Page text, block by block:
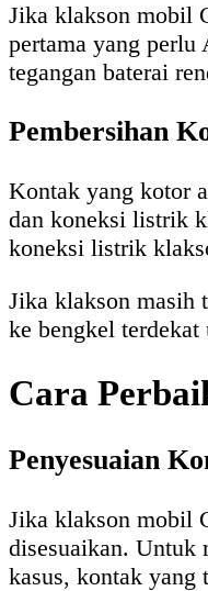
Jika klakson mobil
pertama yang perlu
tegangan baterai
Pembersihan
Kontak yang kotor
dan koneksi listrik
koneksi listrik
Jika klakson masih
ke bengkel
Cara
Penyesuaian
Jika klakson mobil
disesuaikan. Untuk
kasus, kontak yang